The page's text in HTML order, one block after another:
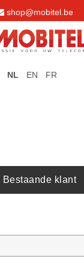
shop@mobitel.be
NL EN FR
Bestaande klant